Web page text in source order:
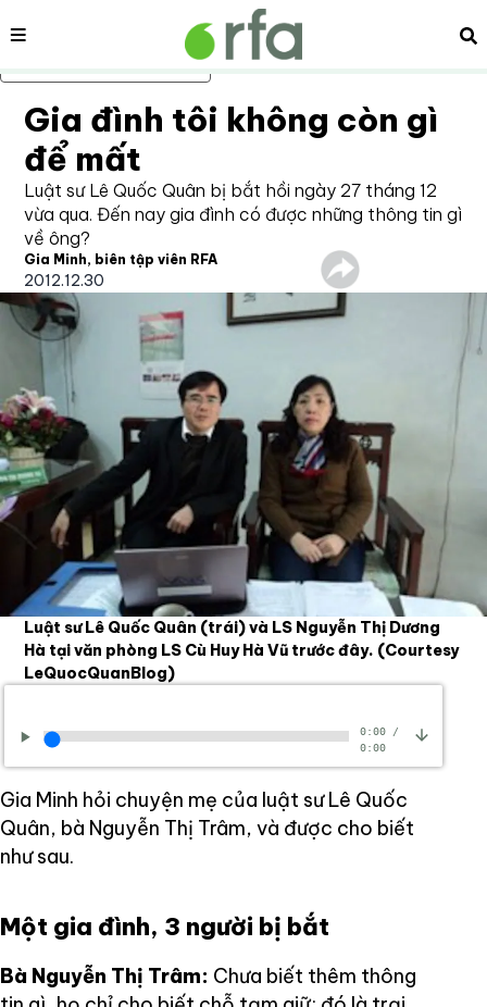
Bỏ qua nội dung chính
Nội dung
Gia đình tôi không còn gì
để mất
Luật sư Lê Quốc Quân bị bắt hồi ngày 27 tháng 12
vừa qua. Đến nay gia đình có được những thông tin gì
về ông?
Gia Minh, biên tập viên RFA
2012.12.30
Luật sư Lê Quốc Quân (trái) và LS Nguyễn Thị Dương
Hà tại văn phòng LS Cù Huy Hà Vũ trước đây. (Courtesy
LeQuocQuanBlog)
0:00/
0:00
Gia Minh hỏi chuyện mẹ của luật sư Lê Quốc
Quân, bà Nguyễn Thị Trâm, và được cho biết
như sau.
Một gia đình, 3 người bị bắt
Bà Nguyễn Thị Trâm: Chưa biết thêm thông